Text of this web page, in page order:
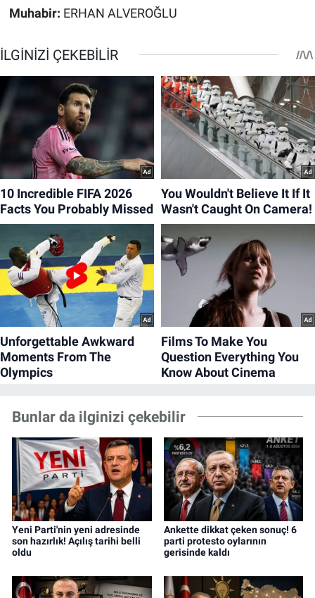
Muhabir: ERHAN ALVEROĞLU
Bunlar da ilginizi çekebilir
Yeni Parti'nin yeni adresinde
son hazırlık! Açılış tarihi belli
oldu
Ankette dikkat çeken sonuç! 6
parti protesto oylarının
gerisinde kaldı